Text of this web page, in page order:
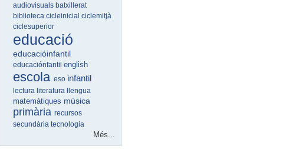
audiovisualsbatxillerat
bibliotecacicleinicialciclemitjà
ciclesuperior
educació
educacióinfantil
educaciónfantilenglish
escolaeso infantil
lecturaliteraturallengua
matemàtiques música
primàriarecursos
secundàriatecnologia
Més...